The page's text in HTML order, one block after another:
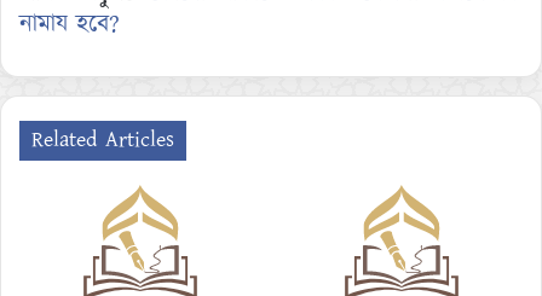
নামায হবে?
Related Articles